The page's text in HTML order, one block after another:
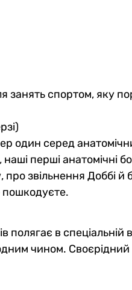
занять спортом, яку
один серед
перші анатомічні
звільнення Доббі й
пошкодуєте.
полягає в
чином. Своєрідний